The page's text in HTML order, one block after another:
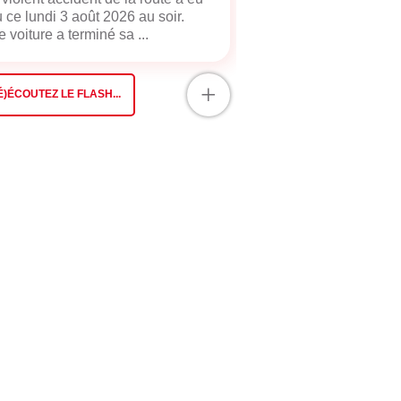
ce lundi 3 août 2026 au soir.
voiture a terminé sa ...
LE FLASH... +